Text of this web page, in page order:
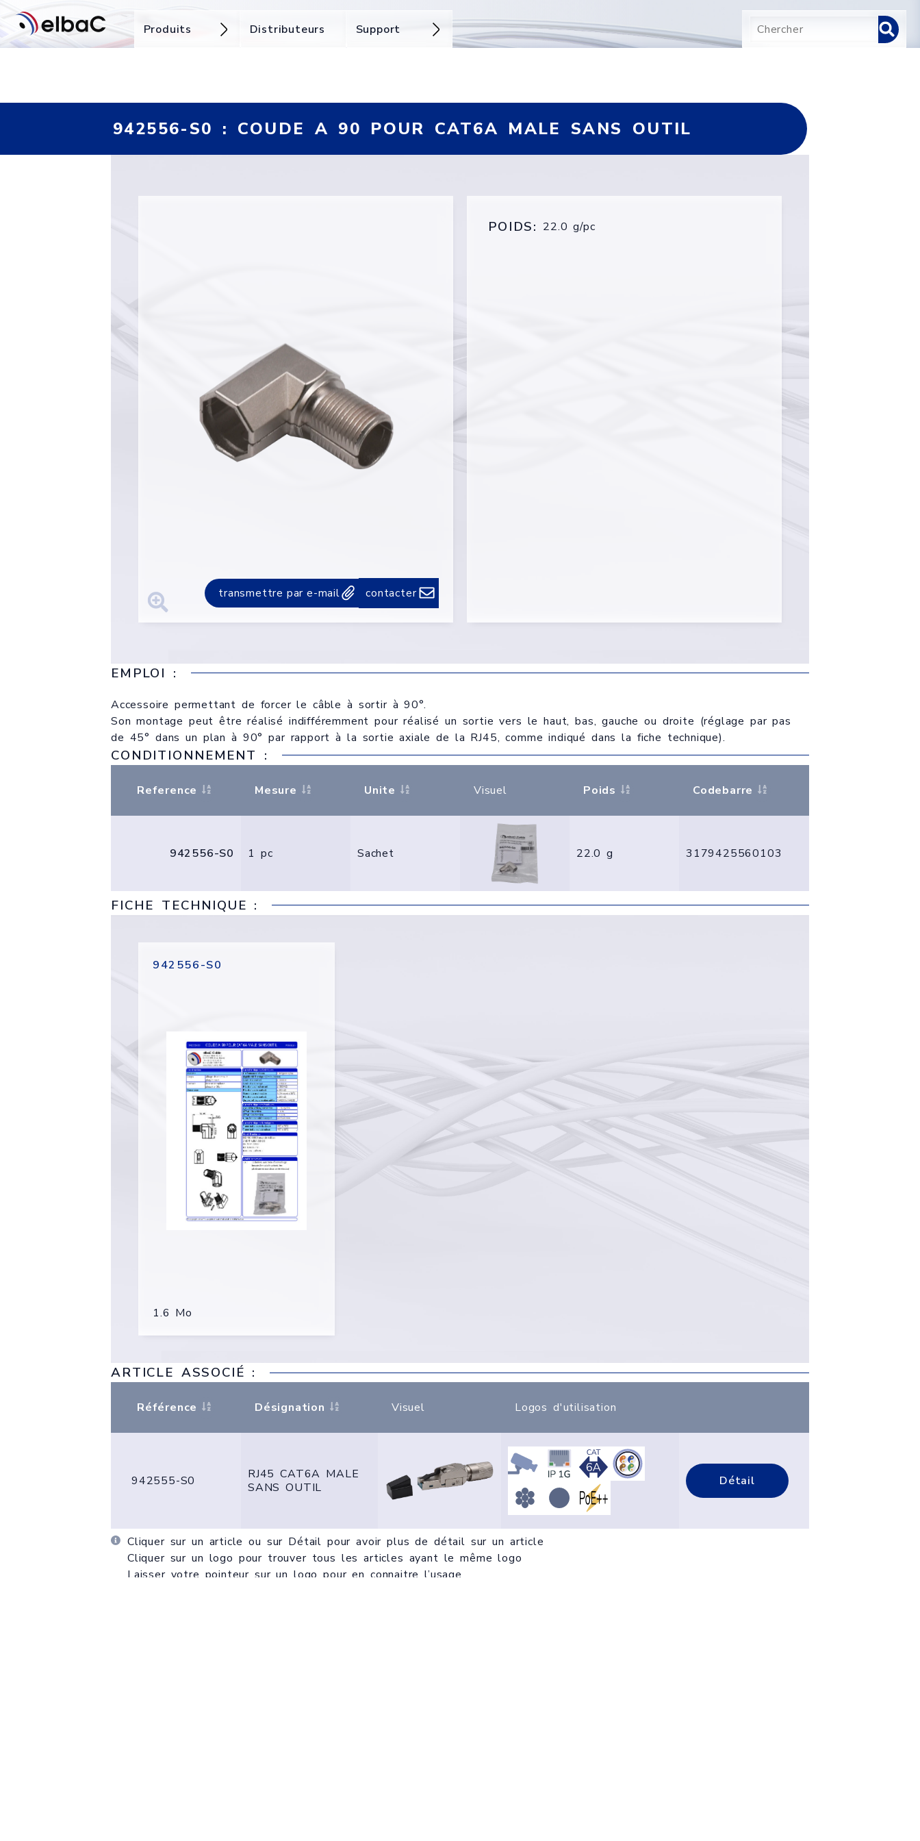
Produits Distributeurs Support
942556-S0 : COUDE A 90 POUR CAT6A MALE SANS OUTIL
transmettre par e-mail contacter
POIDS: 22.0 g/pc
EMPLOI :
Accessoire permettant de forcer le câble à sortir à 90°.
Son montage peut être réalisé indifféremment pour réalisé un sortie vers le haut, bas, gauche ou droite (réglage par pas
de 45° dans un plan à 90° par rapport à la sortie axiale de la RJ45, comme indiqué dans la fiche technique).
CONDITIONNEMENT :
Reference Mesure Unite Visuel Poids Codebarre
942556-S0 1 pc Sachet 22.0 g 3179425560103
FICHE TECHNIQUE :
942556-S0
1.6 Mo
ARTICLE ASSOCIÉ :
Référence Désignation Visuel Logos d'utilisation
942555-S0
RJ45 CAT6A MALE
SANS OUTIL
Détail
Cliquer sur un article ou sur Détail pour avoir plus de détail sur un article
Cliquer sur un logo pour trouver tous les articles ayant le même logo
Laisser votre pointeur sur un logo pour en connaitre l’usage